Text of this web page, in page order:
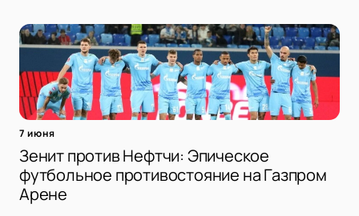
7 июня
Зенит против Нефтчи: Эпическое
футбольное противостояние на Газпром
Арене